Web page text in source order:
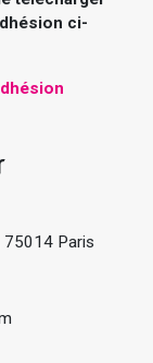
ci-
75014 Paris